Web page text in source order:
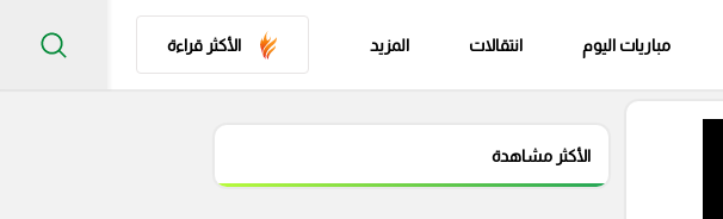
مباريات اليوم انتقالات المزيد الأكثر قراءة
الأكثر مشاهدة